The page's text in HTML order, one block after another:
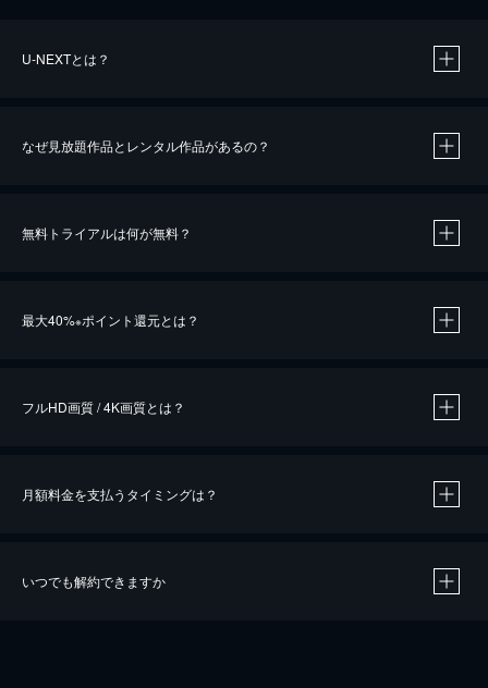
U-NEXTとは？
なぜ見放題作品とレンタル作品があるの？
無料トライアルは何が無料？
最大40%※ポイント還元とは？
※40％ポイント還元の対象は、クレジットカード決済による作品の購入 / レンタルです。
iOSアプリのUコイン決済による作品の購入 / レンタルは、20％のポイント還元です。
フルHD画質 / 4K画質とは？
月額料金を支払うタイミングは？
いつでも解約できますか